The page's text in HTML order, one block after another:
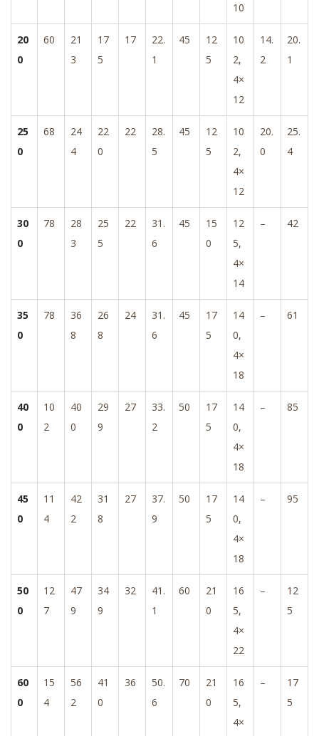
10
20
0
60
21
3
17
5
17
22.
1
45
12
5
10
2,
4×
12
14.
2
20.
1
25
0
68
24
4
22
0
22
28.
5
45
12
5
10
2,
4×
12
20.
0
25.
4
30
0
78
28
3
25
5
22
31.
6
45
15
0
12
5,
4×
14
– 42
35
0
78
36
8
26
8
24
31.
6
45
17
5
14
0,
4×
18
– 61
40
0
10
2
40
0
29
9
27
33.
2
50
17
5
14
0,
4×
18
– 85
45
0
11
4
42
2
31
8
27
37.
9
50
17
5
14
0,
4×
18
– 95
50
0
12
7
47
9
34
9
32
41.
1
60
21
0
16
5,
4×
22
–
12
5
60
0
15
4
56
2
41
0
36
50.
6
70
21
0
16
5,
4×
–
17
5